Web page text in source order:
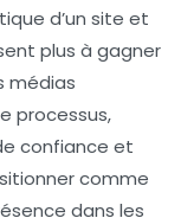
d’un site et
plus à gagner
médias
processus,
confiance et
comme
dans les